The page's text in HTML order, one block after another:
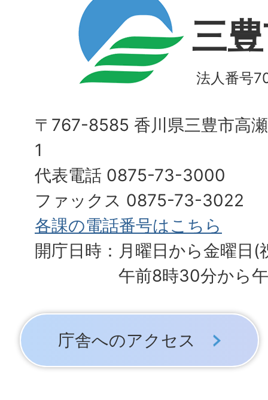
三
法人番号
〒767-8585 香川県三豊市高
1
代表電話 0875-73-3000
ファックス 0875-73-3022
各課の電話番号はこちら
開庁日時：月曜日から金曜日(
午前8時30分から
庁舎へのアクセス